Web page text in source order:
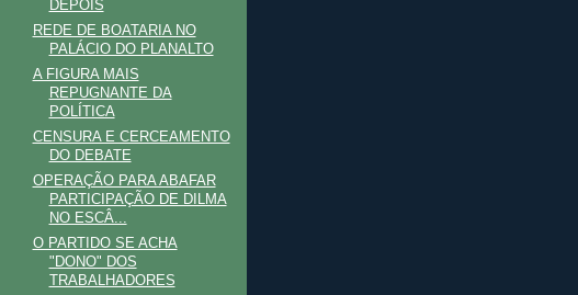
DEPOIS
REDE DE BOATARIA NO
PALÁCIO DO PLANALTO
A FIGURA MAIS
REPUGNANTE DA
POLÍTICA
CENSURA E CERCEAMENTO
DO DEBATE
OPERAÇÃO PARA ABAFAR
PARTICIPAÇÃO DE DILMA
NO ESCÂ...
O PARTIDO SE ACHA
"DONO" DOS
TRABALHADORES